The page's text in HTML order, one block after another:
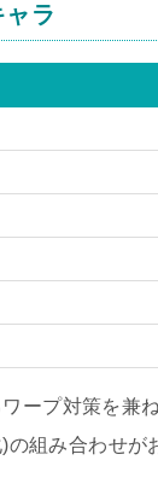
ラ
ープ対策を兼
組み合わせが